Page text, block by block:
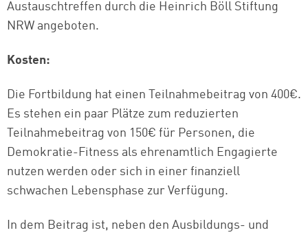
Austauschtreffen durch die Heinrich Böll Stiftung
NRW angeboten.
Kosten:
Die Fortbildung hat einen Teilnahmebeitrag von 400€.
Es stehen ein paar Plätze zum reduzierten
Teilnahmebeitrag von 150€ für Personen, die
Demokratie-Fitness als ehrenamtlich Engagierte
nutzen werden oder sich in einer finanziell
schwachen Lebensphase zur Verfügung.
In dem Beitrag ist, neben den Ausbildungs- und